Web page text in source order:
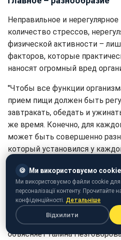
Неправильное и
количество стрессов,
физической активности –
факторов, которые
наносят огромный вред
"Чтобы все функции
прием пищи должен быть
завтракать, обедать и
же время. Конечно, для
может быть совершенно
который установился у
ведет к самым разным
ночь наполняется желчью. И
позавтракать - желчь будет
со временем привести к
болезни. Будет застой желчи
объясняет Галина
🍪 Ми використовуємо cookie
Ми використовуємо файли cookie для
персоналізації контенту. Прочитайте
конфіденційності. Детальніше
Відхилити